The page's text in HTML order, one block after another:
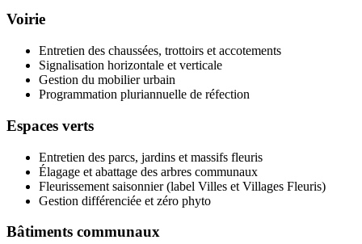
Voirie
Entretien des chaussées, trottoirs et accotements
Signalisation horizontale et verticale
Gestion du mobilier urbain
Programmation pluriannuelle de réfection
Espaces verts
Entretien des parcs, jardins et massifs fleuris
Élagage et abattage des arbres communaux
Fleurissement saisonnier (label Villes et Villages Fleuris)
Gestion différenciée et zéro phyto
Bâtiments communaux